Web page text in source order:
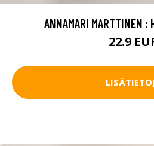
ANNAMARI MARTTINEN :
22.9